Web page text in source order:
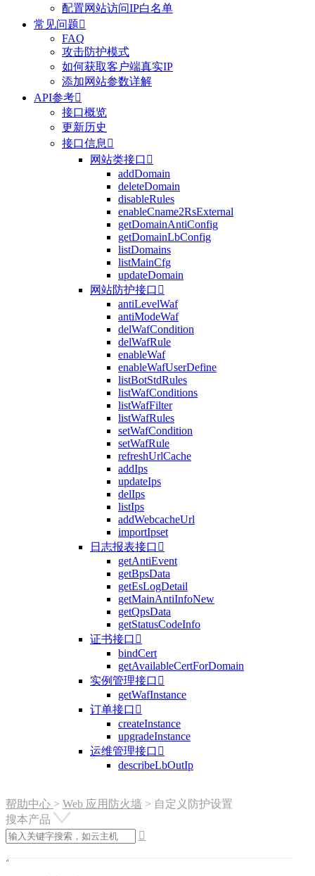
配置网站访问IP白名单
常见问题
FAQ
攻击防护模式
如何获取客户端真实IP
添加网站参数详解
API参考
接口概览
更新历史
接口信息 
网站类接口 
addDomain
deleteDomain
disableRules
enableCname2RsExternal
getDomainAntiConfig
getDomainLbConfig
listDomains
listMainCfg
updateDomain
网站防护接口 
antiLevelWaf
antiModeWaf
delWafCondition
delWafRule
enableWaf
enableWafUserDefine
listBotStdRules
listWafConditions
listWafFilter
listWafRules
setWafCondition
setWafRule
refreshUrlCache
addIps
updateIps
delIps
listIps
addWebcacheUrl
importIpset
日志报表接口 
getAntiEvent
getBpsData
getEsLogDetail
getMainAntiInfoNew
getQpsData
getStatusCodeInfo
证书接口 
bindCert
getAvailableCertForDomain
实例管理接口 
getWafInstance
订单接口 
createInstance
upgradeInstance
运维管理接口 
describeLbOutIp
帮助中心 > Web 应用防火墙 > 自定义防护设置
搜本产品
